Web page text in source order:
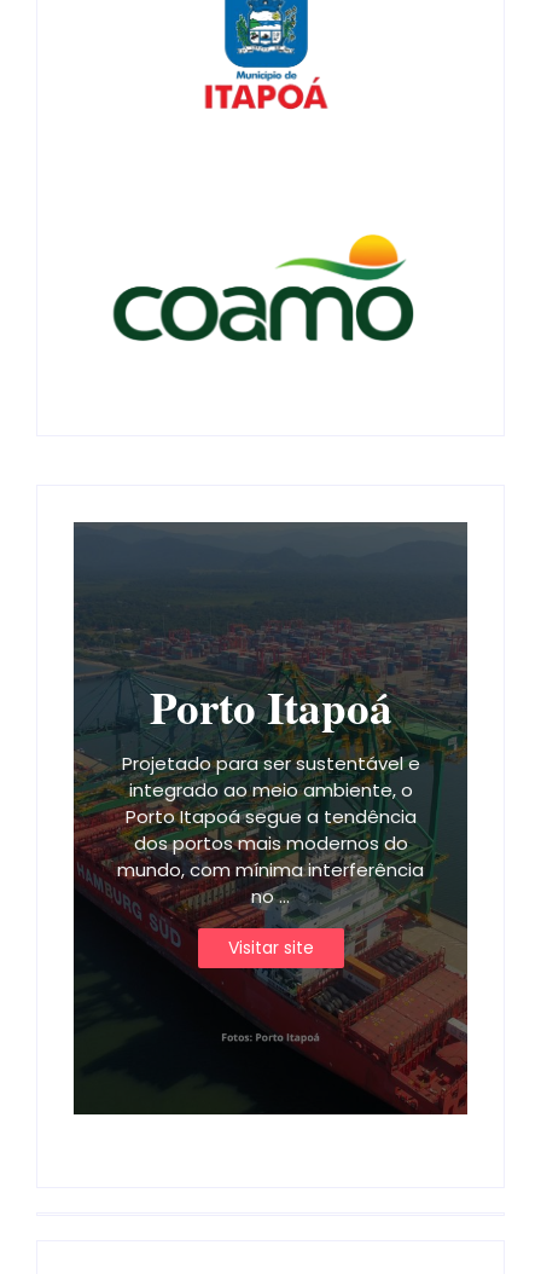
Porto Itapoá
Projetado para ser sustentável e
integrado ao meio ambiente, o
Porto Itapoá segue a tendência
dos portos mais modernos do
mundo, com mínima interferência
no ...
Visitar site